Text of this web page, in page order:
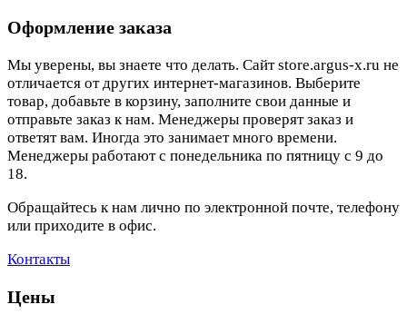
Оформление заказа
Мы уверены, вы знаете что делать. Сайт store.argus-x.ru не
отличается от других интернет-магазинов. Выберите
товар, добавьте в корзину, заполните свои данные и
отправьте заказ к нам. Менеджеры проверят заказ и
ответят вам. Иногда это занимает много времени.
Менеджеры работают с понедельника по пятницу с 9 до
18.
Обращайтесь к нам лично по электронной почте, телефону
или приходите в офис.
Контакты
Цены